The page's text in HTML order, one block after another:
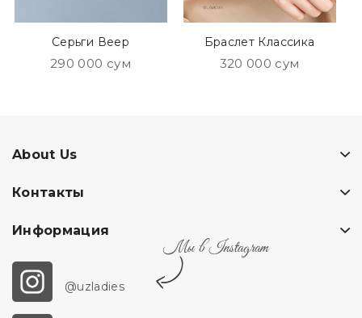
Серьги Веер
290 000 сум
Браслет Классика
320 000 сум
About Us
Контакты
Информация
@uzladies
Мы в Instagram